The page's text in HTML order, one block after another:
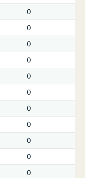
0
0
0
0
0
0
0
0
0
0
0